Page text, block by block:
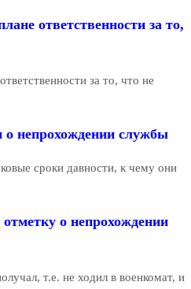
ответственности за то,
за то, что не
о непрохождении службы
сроки давности, к чему они
о непрохождении
т.е. не ходил в военкомат, и